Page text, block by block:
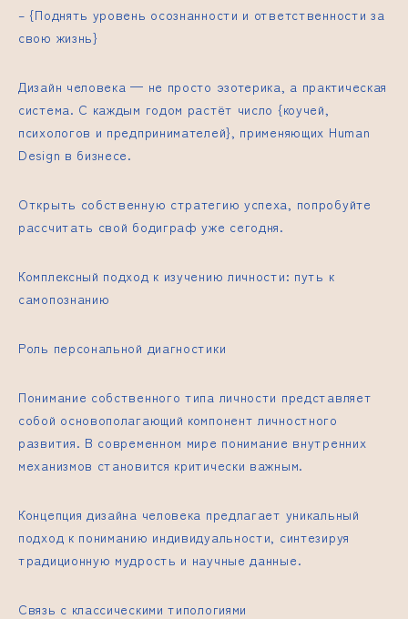
– {Поднять уровень осознанности и ответственности за
свою жизнь}
Дизайн человека — не просто эзотерика, а практическая
система. С каждым годом растёт число {коучей,
психологов и предпринимателей}, применяющих Human
Design в бизнесе.
Открыть собственную стратегию успеха, попробуйте
рассчитать свой бодиграф уже сегодня.
Комплексный подход к изучению личности: путь к
самопознанию
Роль персональной диагностики
Понимание собственного типа личности представляет
собой основополагающий компонент личностного
развития. В современном мире понимание внутренних
механизмов становится критически важным.
Концепция дизайна человека предлагает уникальный
подход к пониманию индивидуальности, синтезируя
традиционную мудрость и научные данные.
Связь с классическими типологиями